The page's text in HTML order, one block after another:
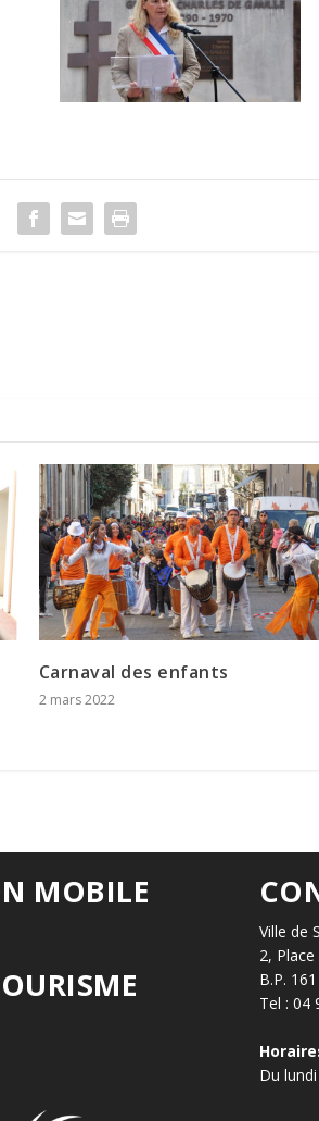
Carnaval des enfants
2 mars 2022
MOBILE
Ville de
2, Place
B.P.
Tel : 04
Du